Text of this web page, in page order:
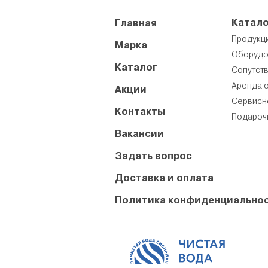
Главная
Марка
Каталог
Акции
Контакты
Вакансии
Задать вопрос
Доставка и оплата
Политика
Аренда